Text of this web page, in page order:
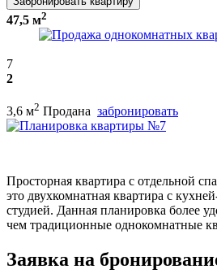
47,5 м2
7
2
3,6 м2 Продана забронировать
Просторная квартира с отдельной
это двухкомнатная квартира с
студией. Данная планировка более
чем традиционные однокомнатные
Заявка на